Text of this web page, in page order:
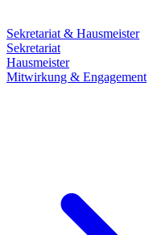
Sekretariat & Hausmeister
Sekretariat
Hausmeister
Mitwirkung & Engagement